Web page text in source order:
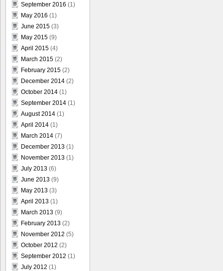
September 2016 (1)
May 2016 (1)
June 2015 (3)
May 2015 (9)
April 2015 (4)
March 2015 (2)
February 2015 (2)
December 2014 (2)
October 2014 (1)
September 2014 (1)
August 2014 (1)
April 2014 (1)
March 2014 (7)
December 2013 (1)
November 2013 (1)
July 2013 (6)
June 2013 (9)
May 2013 (3)
April 2013 (1)
March 2013 (9)
February 2013 (2)
November 2012 (5)
October 2012 (2)
September 2012 (1)
July 2012 (1)